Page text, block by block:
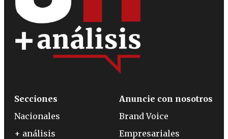
Secciones
Nacionales
+ análisis
Anuncie con nosotros
Brand Voice
Empresariales